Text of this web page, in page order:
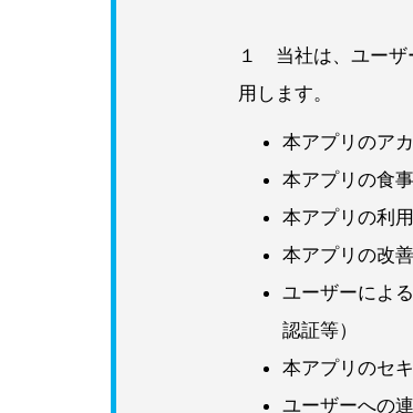
１ 当社は、ユーザ
用します。
本アプリのア
本アプリの食
本アプリの利
本アプリの改
ユーザーによ
認証等）
本アプリのセ
ユーザーへの